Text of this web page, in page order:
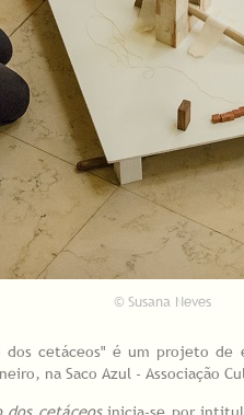
© Susana Neves
dos cetáceos" é um projeto
na Saco Azul - Associação